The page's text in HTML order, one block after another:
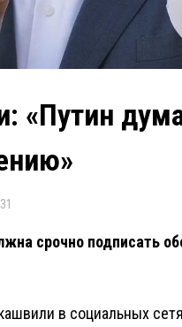
«Путин
срочно подписать
в социальных